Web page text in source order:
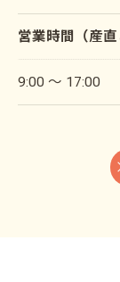
営業時間（産直
9:00 〜 17:00